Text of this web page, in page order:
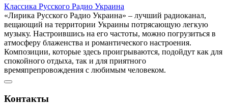
Классика Русского Радио Украина
«Лирика Русского Радио Украина» – лучший радиоканал,
вещающий на территории Украины потрясающую легкую
музыку. Настроившись на его частоты, можно погрузиться в
атмосферу блаженства и романтического настроения.
Композиции, которые здесь проигрываются, подойдут как для
спокойного отдыха, так и для приятного
времяпрепровождения с любимым человеком.
Контакты